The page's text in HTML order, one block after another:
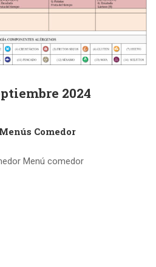
2024
Menús Comedor
Menú comedor